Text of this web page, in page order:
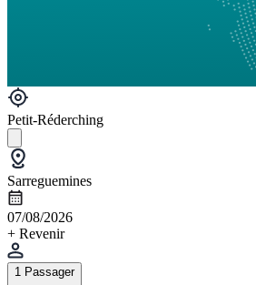
Petit-Réderching
Sarreguemines
07/08/2026
+ Revenir
1 Passager